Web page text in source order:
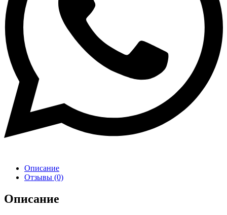
Описание
Отзывы (0)
Описание